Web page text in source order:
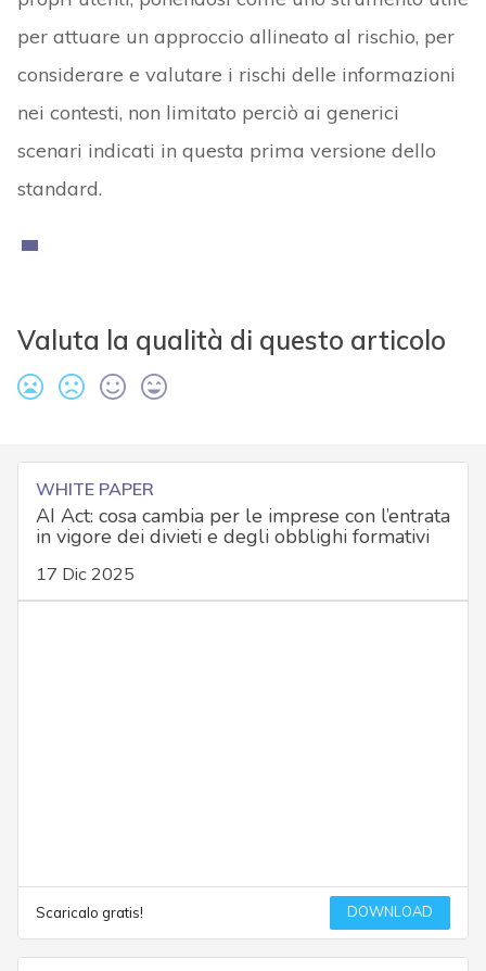
per attuare un approccio allineato al rischio, per
considerare e valutare i rischi delle informazioni
nei contesti, non limitato perciò ai generici
scenari indicati in questa prima versione dello
standard.
Valuta la qualità di questo articolo
WHITE PAPER
AI Act: cosa cambia per le imprese con l’entrata
in vigore dei divieti e degli obblighi formativi
17 Dic 2025
Scaricalo gratis! DOWNLOAD